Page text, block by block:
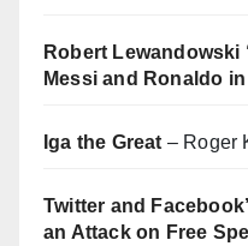
Robert Lewandowski
Messi and Ronaldo
Iga the Great – Roger
Twitter and
an Attack on Free